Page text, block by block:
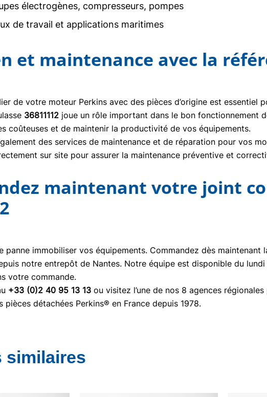
électrogènes, compresseurs, pompes
de travail et applications maritimes
et maintenance avec la
de votre moteur Perkins avec des pièces d’origine est
36811112 joue un rôle important dans le bon fonctionnement
coûteuses et de maintenir la productivité de vos équipements.
des services de maintenance et de réparation pour vos
sur site pour assurer la maintenance préventive et
maintenant votre joint
panne immobiliser vos équipements. Commandez dès maintenant
notre entrepôt de Nantes. Notre équipe est disponible du
votre commande.
+33 (0)2 40 95 13 13 ou visitez l’une de nos 8 agences
pièces détachées Perkins® en France depuis 1978.
similaires